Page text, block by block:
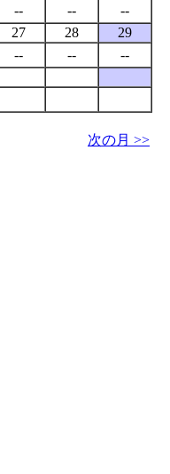
-- --
--
27 28
29
-- --
--
次の月 >>